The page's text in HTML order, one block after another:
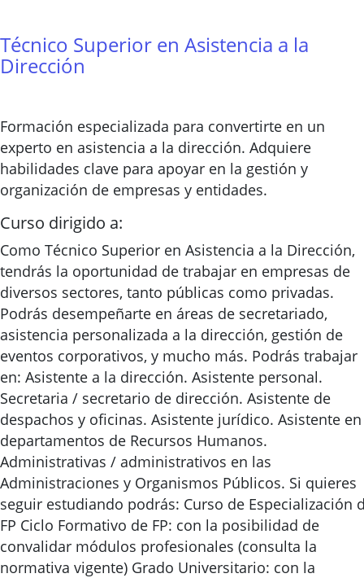
Técnico Superior en Asistencia a la
Dirección
Formación especializada para convertirte en un
experto en asistencia a la dirección. Adquiere
habilidades clave para apoyar en la gestión y
organización de empresas y entidades.
Curso dirigido a:
Como Técnico Superior en Asistencia a la Dirección,
tendrás la oportunidad de trabajar en empresas de
diversos sectores, tanto públicas como privadas.
Podrás desempeñarte en áreas de secretariado,
asistencia personalizada a la dirección, gestión de
eventos corporativos, y mucho más. Podrás trabajar
en: Asistente a la dirección. Asistente personal.
Secretaria / secretario de dirección. Asistente de
despachos y oficinas. Asistente jurídico. Asistente en
departamentos de Recursos Humanos.
Administrativas / administrativos en las
Administraciones y Organismos Públicos. Si quieres
seguir estudiando podrás: Curso de Especialización
FP Ciclo Formativo de FP: con la posibilidad de
convalidar módulos profesionales (consulta la
normativa vigente) Grado Universitario: con la